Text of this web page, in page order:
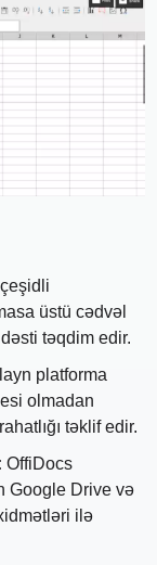
üstü cədvəl
təqdim edir.
platforma
olmadan
təklif edir.
OffiDocs
Google Drive və
ilə